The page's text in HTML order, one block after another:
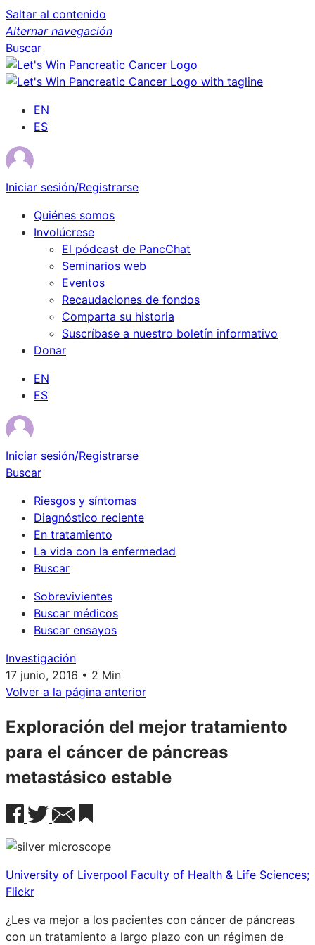
Saltar al contenido
Alternar navegación
Buscar
EN
ES
Iniciar sesión/Registrarse
Quiénes somos
Involúcrese
El pódcast de PancChat
Seminarios web
Eventos
Recaudaciones de fondos
Comparta su historia
Suscríbase a nuestro boletín informativo
Donar
EN
ES
Iniciar sesión/Registrarse
Buscar
Riesgos y síntomas
Diagnóstico reciente
En tratamiento
La vida con la enfermedad
Buscar
Sobrevivientes
Buscar médicos
Buscar ensayos
Investigación
17 junio, 2016 • 2 Min
Volver a la página anterior
Exploración del mejor tratamiento
para el cáncer de páncreas
metastásico estable
University of Liverpool Faculty of Health & Life Sciences;
Flickr
¿Les va mejor a los pacientes con cáncer de páncreas
con un tratamiento a largo plazo con un régimen de